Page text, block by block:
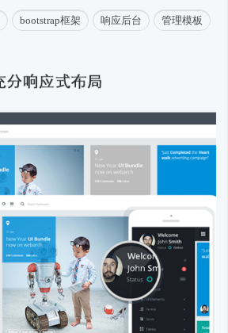
bootstrap框架 响应后台 管理模板